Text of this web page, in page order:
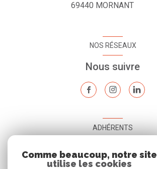
69440 MORNANT
NOS RÉSEAUX
Nous suivre
ADHÉRENTS
Nous adhérons
Comme beaucoup, notre site
utilise les cookies